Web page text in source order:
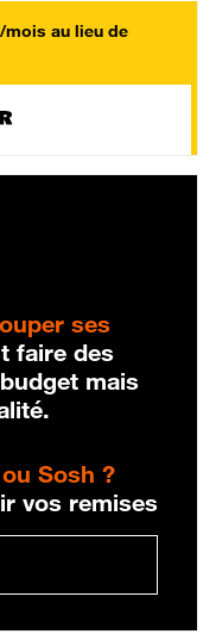
mois au lieu de
ses
faire des
mais
Sosh ?
vos remises